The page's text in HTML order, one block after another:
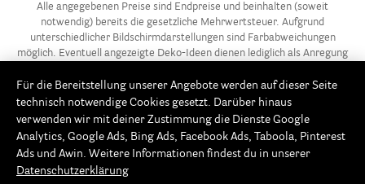
Alle angegebenen Preise sind Endpreise und beinhalten (soweit
notwendig) bereits die gesetzliche Mehrwertsteuer. Aufgrund
unterschiedlicher Bildschirmdarstellungen sind Farbabweichungen
möglich. Eventuell angezeigte Deko-Ideen dienen lediglich als Anregung
** Die 3 für 2-Aktion gilt für alle Artikel der Kategorie „Gießen –
Modellieren / Gießformen“ in unserem Onlineshop unter
www.Rayher.com. Ab 3 Gießformen im Warenkorb erhältst du die
günstigste Gießform gratis. Dieses Angebot potenziert sich im 3er-
gratis, ab 9 Gießformen erhältst du die 3 günstigsten gratis usw. Der
Für die Bereitstellung unserer Angebote werden auf dieser Seite
technisch notwendige Cookies gesetzt. Darüber hinaus
verwenden wir mit deiner Zustimmung die Dienste Google
Analytics, Google Ads, Bing Ads, Facebook Ads, Taboola, Pinterest
Ads und Awin. Weitere Informationen findest du in unserer
Datenschutzerklärung